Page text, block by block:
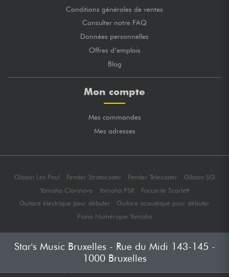
Conditions générales de ventes
Consulter notre FAQ
Données personnelles
Offres d’emplois
Blog
Mon compte
Mes commandes
Mes adresses
Gibson Les Paul Fender Stratocaster Fender Telecaster
Gibson SG
Yamaha Clavinova
Yamaha PSR
Focusrite Scarlett
Guitare électrique pour débuter
Guitare acoustique pour débuter
Piano Numérique Yamaha
Star's Music Bruxelles - Rue du Midi 143-145 -
1000 Bruxelles